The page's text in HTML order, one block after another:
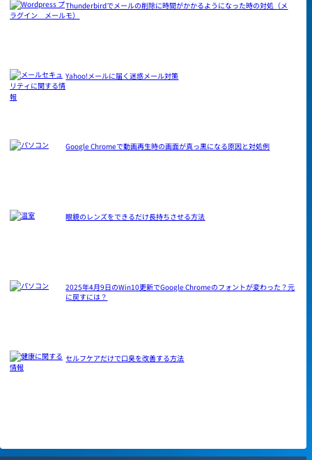
Thunderbirdでメールの削除に時間がかかるようになった時の対処（メ
モ）
Yahoo!メールに届く迷惑メール対策
Google Chromeで動画再生時の画面が真っ黒になる原因と対処例
眼鏡のレンズをできるだけ長持ちさせる方法
2025年4月9日のWin10更新でGoogle Chromeのフォントが変わった？元
に戻すには？
セルフケアだけで口臭を改善する方法